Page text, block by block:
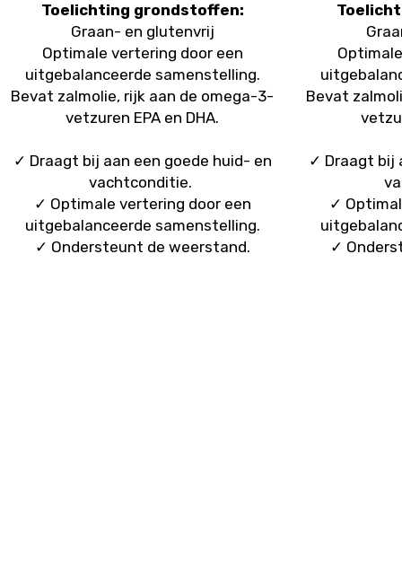
Toelichting grondstoffen:
Graan- en glutenvrij
Optimale vertering door een
uitgebalanceerde samenstelling.
Bevat zalmolie, rijk aan de omega-3-
vetzuren EPA en DHA.
✓ Draagt bij aan een goede huid- en
vachtconditie.
✓ Optimale vertering door een
uitgebalanceerde samenstelling.
✓ Ondersteunt de weerstand.
Bevat
✓ Draagt bij
✓
✓